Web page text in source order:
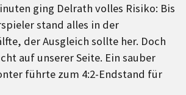
ging Delrath volles Risiko: Bis
stand alles in der
der Ausgleich sollte her. Doch
auf unserer Seite. Ein sauber
führte zum 4:2-Endstand für